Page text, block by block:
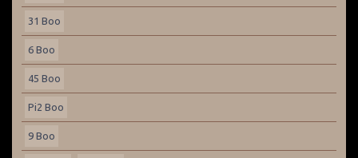
31 Boo
6 Boo
45 Boo
Pi2 Boo
9 Boo